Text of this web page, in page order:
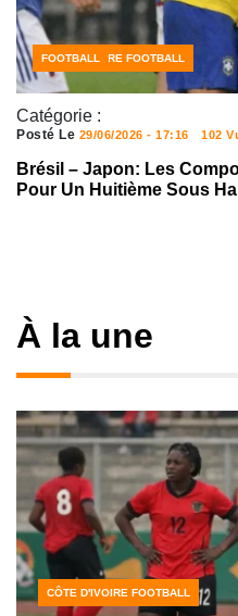
Catégorie :
CÔTE D'IVOIRE FOOTBALL
FOOTBALL
Posté Le 29/06/2026 - 17:16 102
Brésil – Japon: Les
Pour Un Huitième Sous
À la une
CÔTE D'IVOIRE FOOTBALL